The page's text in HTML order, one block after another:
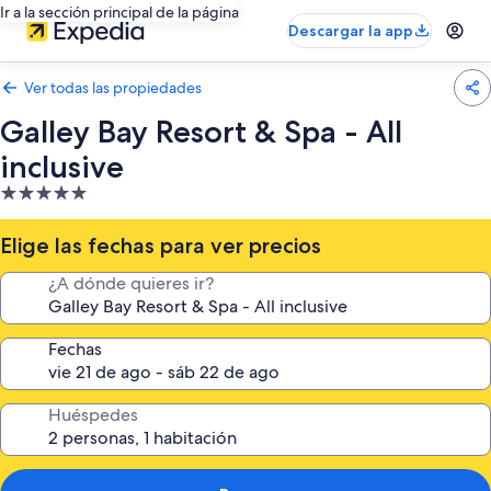
Ir a la sección principal de la página
Descargar la app
Ver todas las propiedades
Galley Bay Resort & Spa - All
inclusive
Propiedad
de
5.0
estrellas
Elige las fechas para ver precios
¿A dónde quieres ir?
Fechas
Huéspedes